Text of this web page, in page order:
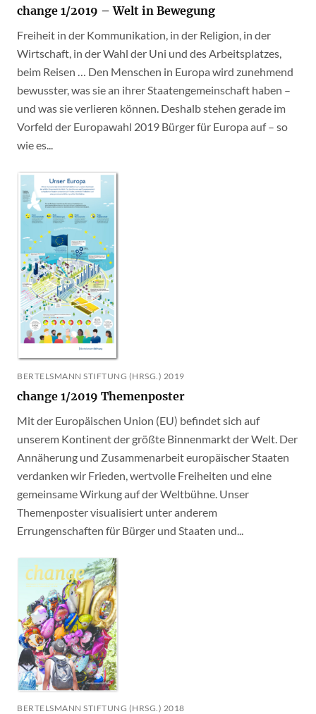
change 1/2019 – Welt in Bewegung
Freiheit in der Kommunikation, in der Religion, in der
Wirtschaft, in der Wahl der Uni und des Arbeitsplatzes,
beim Reisen … Den Menschen in Europa wird zunehmend
bewusster, was sie an ihrer Staatengemeinschaft haben –
und was sie verlieren können. Deshalb stehen gerade im
Vorfeld der Europawahl 2019 Bürger für Europa auf – so
wie es...
BERTELSMANN STIFTUNG (HRSG.) 2019
change 1/2019 Themenposter
Mit der Europäischen Union (EU) befindet sich auf
unserem Kontinent der größte Binnenmarkt der Welt. Der
Annäherung und Zusammenarbeit europäischer Staaten
verdanken wir Frieden, wertvolle Freiheiten und eine
gemeinsame Wirkung auf der Weltbühne. Unser
Themenposter visualisiert unter anderem
Errungenschaften für Bürger und Staaten und...
BERTELSMANN STIFTUNG (HRSG.) 2018